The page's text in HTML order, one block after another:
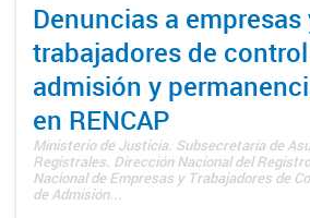
Denuncias a empresas
trabajadores de
admisión y
en RENCAP
Ministerio de Justicia. Subsecretaría de
Registrales. Dirección Nacional del Registro
Nacional de Empresas y Trabajadores de
de Admisión...